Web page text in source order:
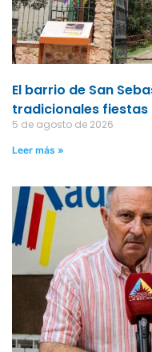
El barrio de San
tradicionales
5 de agosto de 2026
Leer más »